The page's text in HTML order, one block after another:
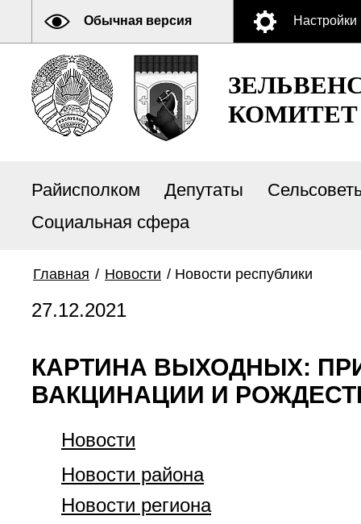
Обычная версия Настройки
КОМИТЕТ
Райисполком Депутаты
Социальная сфера
Главная / Новости / Новости республики
27.12.2021
КАРТИНА ВЫХОДНЫХ:
ВАКЦИНАЦИИ И
Новости
Новости района
Новости региона